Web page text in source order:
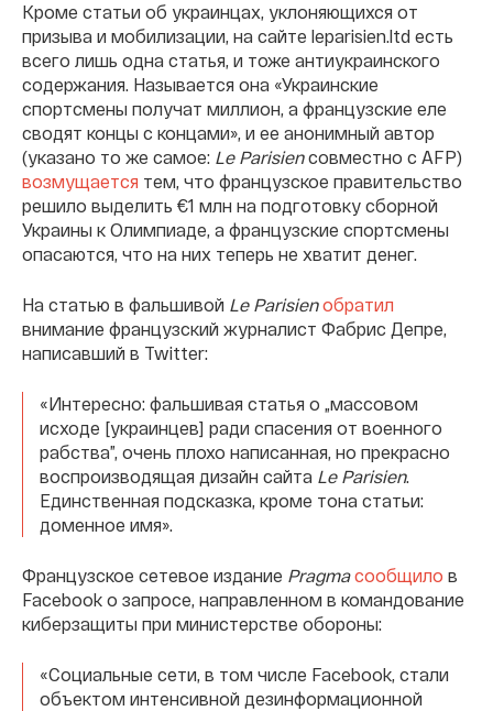
Кроме статьи об украинцах, уклоняющихся от
призыва и мобилизации, на сайте leparisien.ltd есть
всего лишь одна статья, и тоже антиукраинского
содержания. Называется она «Украинские
спортсмены получат миллион, а французские еле
сводят концы с концами», и ее анонимный автор
(указано то же самое: Le Parisienсовместно с AFP)
возмущается тем, что французское правительство
решило выделить €1 млн на подготовку сборной
Украины к Олимпиаде, а французские спортсмены
опасаются, что на них теперь не хватит денег.
На статью в фальшивой Le Parisien обратил
внимание французский журналист Фабрис Депре,
написавший в Twitter:
«Интересно: фальшивая статья о „массовом
исходе [украинцев] ради спасения от военного
рабства”, очень плохо написанная, но прекрасно
воспроизводящая дизайн сайта Le Parisien.
Единственная подсказка, кроме тона статьи:
доменное имя».
Французское сетевое издание Pragmaсообщило в
Facebook о запросе, направленном в командование
киберзащиты при министерстве обороны:
«Социальные сети, в том числе Facebook, стали
объектом интенсивной дезинформационной